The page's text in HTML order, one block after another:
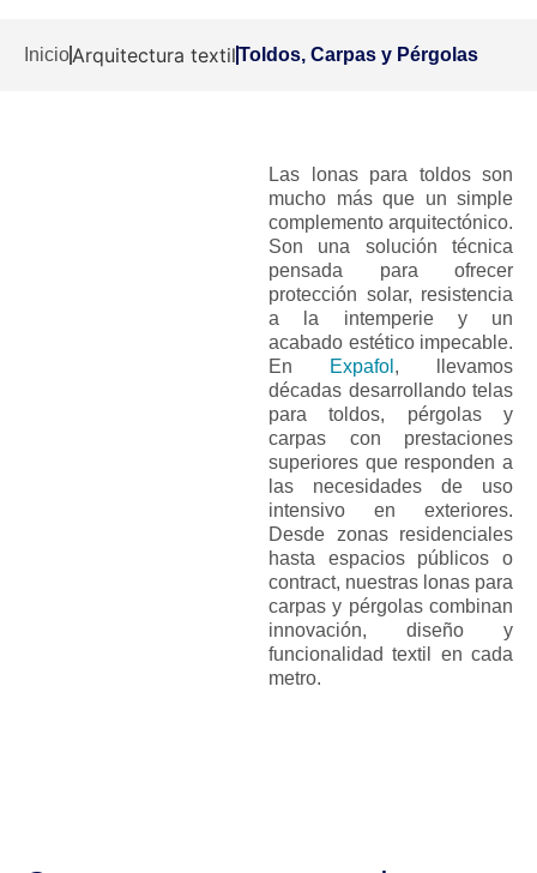
InicioArquitectura textilToldos, Carpas y Pérgolas
Las lonas para toldos son
mucho más que un simple
complemento arquitectónico.
Son una solución técnica
pensada para ofrecer
protección solar, resistencia
a la intemperie y un
acabado estético impecable.
En
Expafol , llevamos
décadas desarrollando telas
para toldos, pérgolas y
carpas con prestaciones
superiores que responden a
las necesidades de uso
intensivo en exteriores.
Desde zonas residenciales
hasta espacios públicos o
contract, nuestras lonas para
carpas y pérgolas combinan
innovación, diseño y
funcionalidad textil en cada
metro.